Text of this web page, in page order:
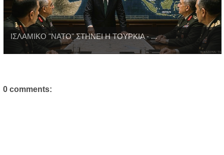
ΙΣΛΑΜΙΚΟ "ΝΑΤΟ" ΣΤΗΝΕΙ Η ΤΟΥΡΚΙΑ - ...
0 comments: